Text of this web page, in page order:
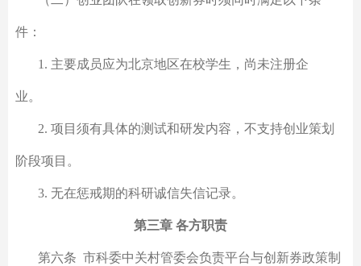
件：
1. 主要成员应为北京地区在校学生，尚未注册企
业。
2. 项目须有具体的测试和研发内容，不支持创业策划
阶段项目。
3. 无在惩戒期的科研诚信失信记录。
第三章 各方职责
第六条 市科委中关村管委会负责平台与创新券政策制